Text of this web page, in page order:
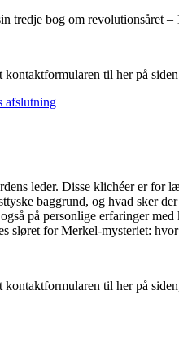
tredje bog om revolutionsåret –
kontaktformularen til her på
afslutning
leder. Disse klichéer er
baggrund, og hvad sker
på personlige erfaringer
sløret for Merkel-mysteriet:
kontaktformularen til her på